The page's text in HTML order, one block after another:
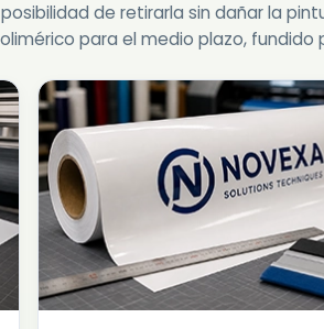
de retirarla sin dañar la
para el medio plazo, fundido